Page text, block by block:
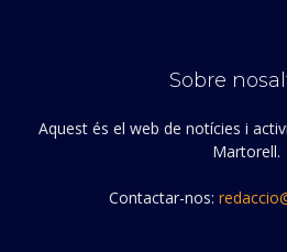
Sobre
Aquest és el web de notícies i
Martorell.
Contactar-nos: